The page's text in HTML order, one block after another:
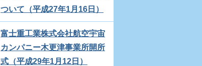
ついて（平成27年1月16日）
富士重工業株式会社航空宇宙
カンパニー木更津事業所開所
式（平成29年1月12日）